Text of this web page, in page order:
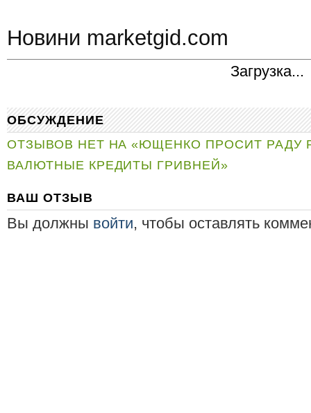
Новини marketgid.com
Загрузка...
ОБСУЖДЕНИЕ
ОТЗЫВОВ НЕТ НА «ЮЩЕНКО ПРОСИТ РАДУ
ВАЛЮТНЫЕ КРЕДИТЫ ГРИВНЕЙ»
ВАШ ОТЗЫВ
Вы должны войти, чтобы оставлять